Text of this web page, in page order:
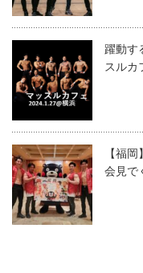
躍動す
スルカ
【福
会見で